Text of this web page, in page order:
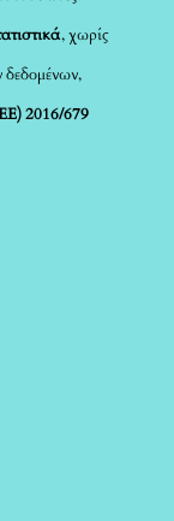
, χωρίς
2016/679